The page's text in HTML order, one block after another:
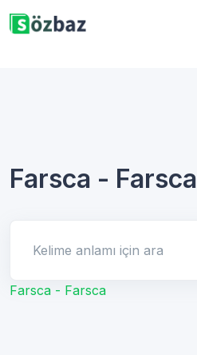
Farsca - Farsca
Farsca - Farsca